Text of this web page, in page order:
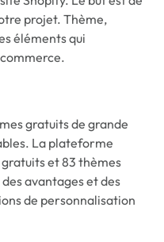
projet. Thème,
éléments qui
gratuits de grande
La plateforme
et 83 thèmes
avantages et des
de personnalisation